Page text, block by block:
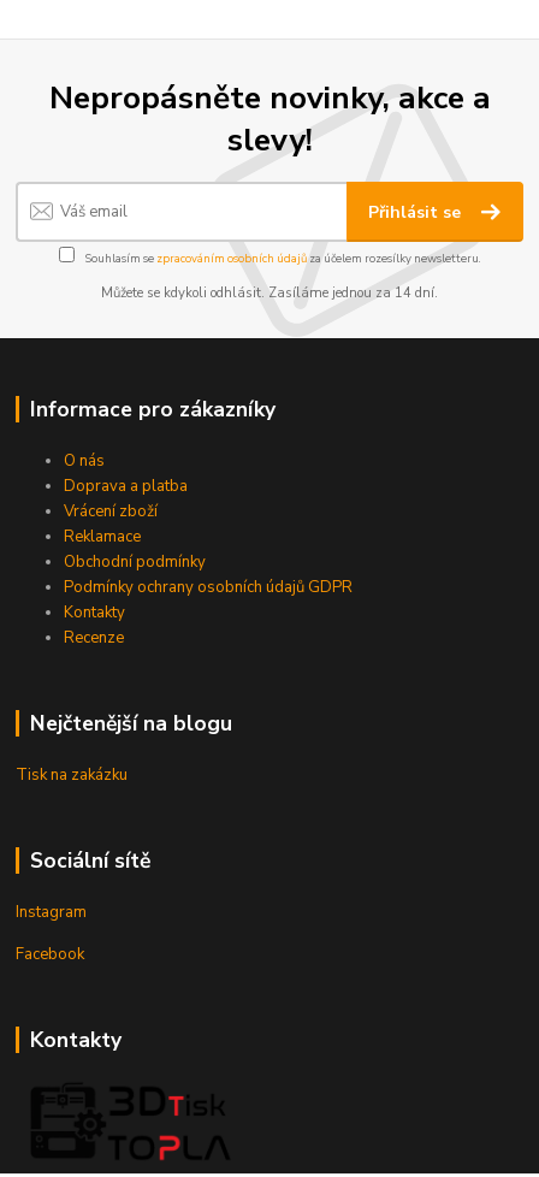
Nepropásněte novinky, akce a
slevy!
Přihlásit se
Souhlasím se zpracováním osobních údajůza účelem rozesílky newsletteru.
Můžete se kdykoli odhlásit. Zasíláme jednou za 14 dní.
Informace pro zákazníky
O nás
Doprava a platba
Vrácení zboží
Reklamace
Obchodní podmínky
Podmínky ochrany osobních údajů GDPR
Kontakty
Recenze
Nejčtenější na blogu
Tisk na zakázku
Sociální sítě
Instagram
Facebook
Kontakty